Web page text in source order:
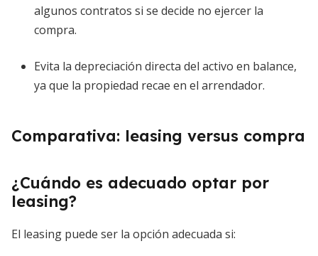
algunos contratos si se decide no ejercer la
compra.
Evita la depreciación directa del activo en balance,
ya que la propiedad recae en el arrendador.
Comparativa: leasing versus compra
¿Cuándo es adecuado optar por
leasing?
El leasing puede ser la opción adecuada si: